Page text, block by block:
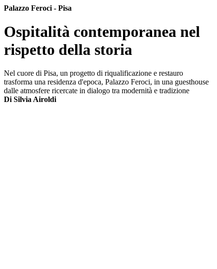
Palazzo Feroci - Pisa
Ospitalità contemporanea nel
rispetto della storia
Nel cuore di Pisa, un progetto di riqualificazione e restauro
trasforma una residenza d'epoca, Palazzo Feroci, in una guesthouse
dalle atmosfere ricercate in dialogo tra modernità e tradizione
Di Silvia Airoldi